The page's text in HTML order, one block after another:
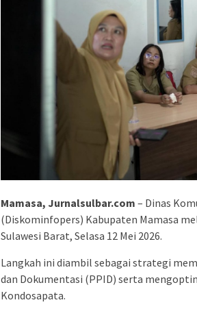
Mamasa, Jurnalsulbar.com – Dinas
(Diskominfopers) Kabupaten Mamasa
Sulawesi Barat, Selasa 12 Mei 2026.
Langkah ini diambil sebagai strategi
dan Dokumentasi (PPID) serta
Kondosapata.